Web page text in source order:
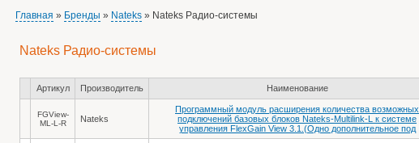
Главная » Бренды » Nateks » Nateks Радио-системы
Nateks Радио-системы
Артикул Производитель Наименование
FGView-
ML-L-R
Nateks
Программный модуль расширения количества возможных
подключений базовых блоков Nateks-Multilink-L к системе
управления FlexGain View 3.1.(Одно дополнительное под